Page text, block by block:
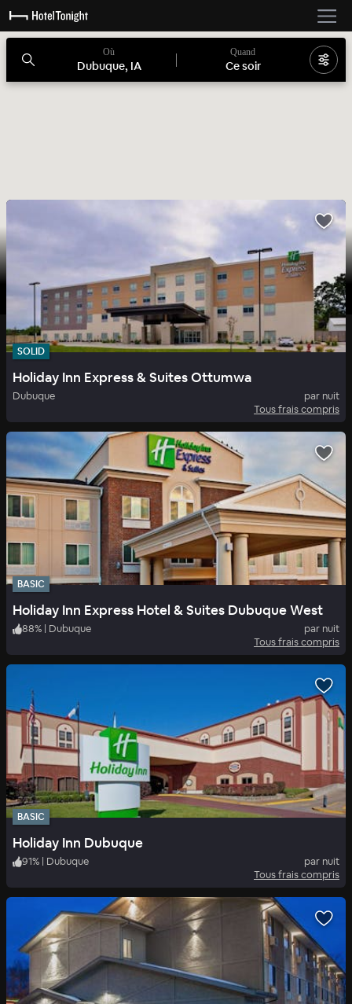
Où
Dubuque, IA
Quand
Ce soir
SOLID
Holiday Inn Express & Suites Ottumwa
Dubuque
par nuit
Tous frais compris
BASIC
Holiday Inn Express Hotel & Suites Dubuque West
88% | Dubuque
par nuit
Tous frais compris
BASIC
Holiday Inn Dubuque
91% | Dubuque
par nuit
Tous frais compris